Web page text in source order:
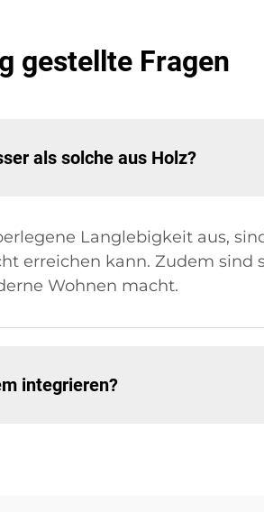
gestellte Fragen
als solche aus Holz?
Langlebigkeit aus,
erreichen kann. Zudem sind
Wohnen macht.
integrieren?